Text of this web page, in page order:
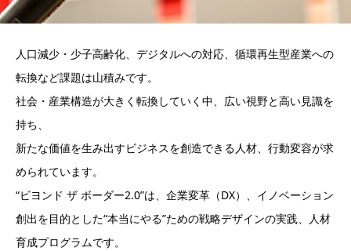
人口減少・少子高齢化、デジタルへの対応、循環再生型産業への
転換など課題は山積みです。
社会・産業構造が大きく転換していく中、広い視野と高い見識を
持ち、
新たな価値を生み出すビジネスを創造できる人材、行動変容が求
められています。
“ビヨンド ザ ボーダー2.0”は、企業変革（DX）、イノベーション
創出を目的とした“本当にやる”ための戦略デザインの実践、人材
育成プログラムです。